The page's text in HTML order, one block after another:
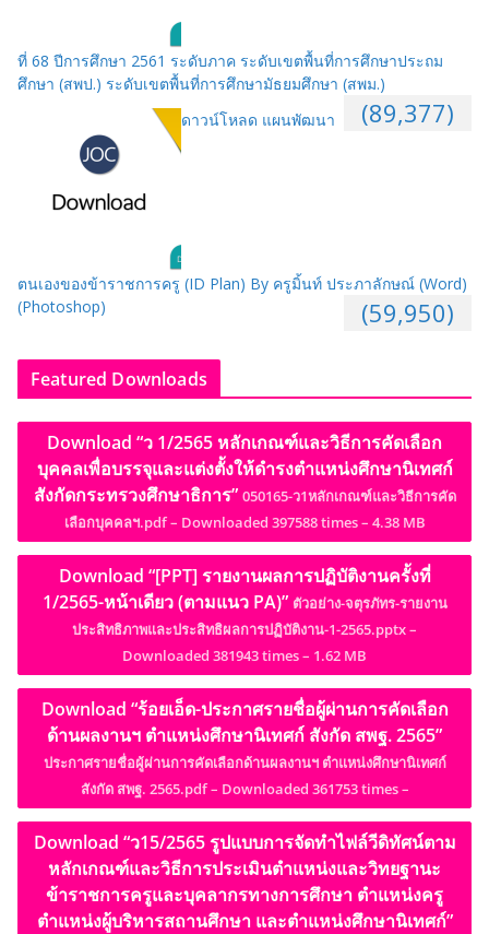
ที่ 68 ปีการศึกษา 2561 ระดับภาค ระดับเขตพื้นที่การศึกษาประถม
ศึกษา (สพป.) ระดับเขตพื้นที่การศึกษามัธยมศึกษา (สพม.)
(89,377)
ดาวน์โหลด แผนพัฒนา
ตนเองของข้าราชการครู (ID Plan) By ครูมิ้นท์ ประภาลักษณ์ (Word)
(Photoshop)
(59,950)
Featured Downloads
Download “ว 1/2565 หลักเกณฑ์และวิธีการคัดเลือก
บุคคลเพื่อบรรจุและแต่งตั้งให้ดำรงตำแหน่งศึกษานิเทศก์
สังกัดกระทรวงศึกษาธิการ” 050165-ว1หลักเกณฑ์และวิธีการคัด
เลือกบุคคลฯ.pdf – Downloaded 397588 times – 4.38 MB
Download “[PPT] รายงานผลการปฏิบัติงานครั้งที่
1/2565-หน้าเดียว (ตามแนว PA)” ตัวอย่าง-จตุรภัทร-รายงาน
ประสิทธิภาพและประสิทธิผลการปฏิบัติงาน-1-2565.pptx –
Downloaded 381943 times – 1.62 MB
Download “ร้อยเอ็ด-ประกาศรายชื่อผู้ผ่านการคัดเลือก
ด้านผลงานฯ ตำแหน่งศึกษานิเทศก์ สังกัด สพฐ. 2565”
ประกาศรายชื่อผู้ผ่านการคัดเลือกด้านผลงานฯ ตำแหน่งศึกษานิเทศก์
สังกัด สพฐ. 2565.pdf – Downloaded 361753 times –
Download “ว15/2565 รูปแบบการจัดทำไฟล์วีดิทัศน์ตาม
หลักเกณฑ์และวิธีการประเมินตำแหน่งและวิทยฐานะ
ข้าราชการครูและบุคลากรทางการศึกษา ตำแหน่งครู
ตำแหน่งผู้บริหารสถานศึกษา และตำแหน่งศึกษานิเทศก์”